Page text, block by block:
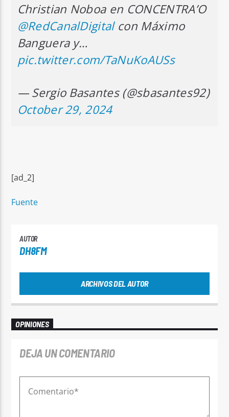
Christian Noboa en CONCENTRA’O
@RedCanalDigitalcon Máximo
Banguera y…
pic.twitter.com/TaNuKoAUSs
— Sergio Basantes (@sbasantes92)
October 29, 2024
[ad_2]
Fuente
AUTOR
DH8FM
ARCHIVOS DEL AUTOR
OPINIONES
DEJA UN COMENTARIO